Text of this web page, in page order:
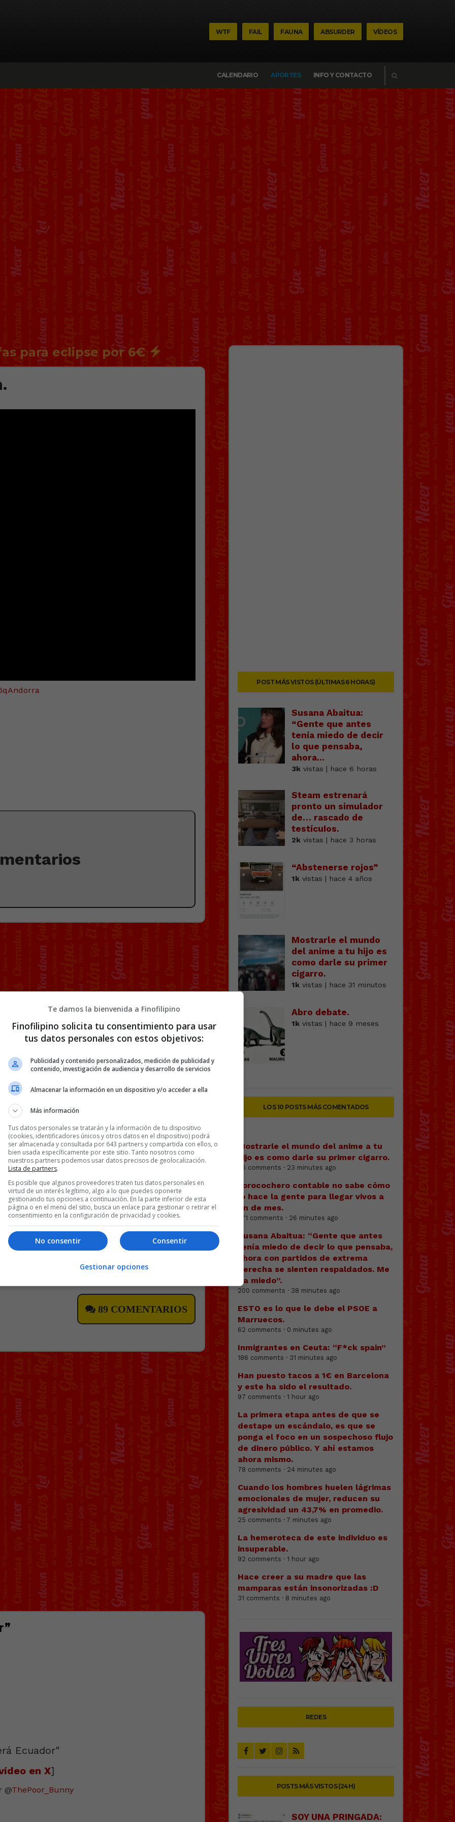
WTF FAIL FAUNA ABSURDER VÍDEOS
BUSCAR
CALENDARIO
APORTES INFO Y CONTACTO
para eclipse por 6€
para eclipse por 6€
89 COMENTARIOS
en X]
@ThePoor_Bunny
POST MÁS VISTOS (ÚLTIMAS 6 HORAS)
Susana Abaitua:
“Gente que antes
tenía miedo de decir
lo que pensaba,
ahora...
3kvistas | hace 6 horas
Steam estrenará
pronto un simulador
de… rascado de
testícuIos.
2kvistas | hace 3 horas
“Abstenerse rojos”
1kvistas | hace 4 años
Mostrarle el mundo
del anime a tu hijo es
como darle su primer
cigarro.
1kvistas | hace 31 minutos
Abro debate.
1kvistas | hace 9 meses
LOS 10 POSTS MÁS COMENTADOS
Mostrarle el mundo del anime a tu
hijo es como darle su primer cigarro.
86 comments · 23 minutes ago
Forocochero contable no sabe cómo
lo hace la gente para llegar vivos a
fin de mes.
371 comments · 26 minutes ago
Susana Abaitua: “Gente que antes
tenía miedo de decir lo que pensaba,
ahora con partidos de extrema
derecha se sienten respaldados. Me
da miedo”.
200 comments · 38 minutes ago
ESTO es lo que le debe el PSOE a
Marruecos.
62 comments · 0 minutes ago
Inmigrantes en Ceuta: “F*ck spain”
186 comments · 31 minutes ago
Han puesto tacos a 1€ en Barcelona
y este ha sido el resultado.
97 comments · 1 hour ago
La primera etapa antes de que se
destape un escándalo, es que se
ponga el foco en un sospechoso flujo
de dinero público. Y ahí estamos
ahora mismo.
78 comments · 24 minutes ago
Cuando los hombres huelen lágrimas
emocionales de mujer, reducen su
agresividad un 43,7% en promedio.
25 comments · 7 minutes ago
La hemeroteca de este individuo es
insuperable.
92 comments · 1 hour ago
Hace creer a su madre que las
mamparas están insonorizadas :D
31 comments · 8 minutes ago
REDES
POSTS MÁS VISTOS (24H)
SOY UNA PRINGADA:
Te damos la bienvenida a Finofilipino
Finofilipino solicita tu consentimiento para usar
tus datos personales con estos objetivos:
Publicidad y contenido personalizados, medición de publicidad y
contenido, investigación de audiencia y desarrollo de servicios
Almacenar la información en un dispositivo y/o acceder a ella
Más información
Tus datos personales se tratarán y la información de tu dispositivo
(cookies, identificadores únicos y otros datos en el dispositivo) podrá
ser almacenada y consultada por 643 partners y compartida con ellos, o
bien usada específicamente por este sitio. Tanto nosotros como
nuestros partners podemos usar datos precisos de geolocalización.
Lista de partners.
Es posible que algunos proveedores traten tus datos personales en
virtud de un interés legítimo, algo a lo que puedes oponerte
gestionando tus opciones a continuación. En la parte inferior de esta
página o en el menú del sitio, busca un enlace para gestionar o retirar el
consentimiento en la configuración de privacidad y cookies.
Consentir
No consentir
Gestionar opciones